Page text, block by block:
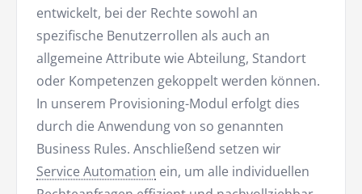
entwickelt, bei der Rechte sowohl an
spezifische Benutzerrollen als auch an
allgemeine Attribute wie Abteilung, Standort
oder Kompetenzen gekoppelt werden können.
In unserem Provisioning-Modul erfolgt dies
durch die Anwendung von so genannten
Business Rules. Anschließend setzen wir
Service Automation ein, um alle individuellen